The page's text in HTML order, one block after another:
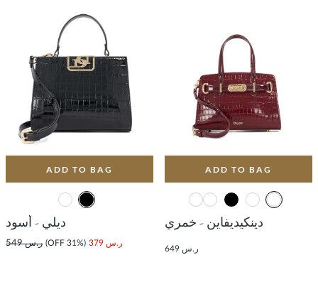
ADD TO BAG
دينكيديفاين - خمري
ر.س 649
ADD TO BAG
ديلي - أسود
ر.س 379 (31% OFF) ر.س 549